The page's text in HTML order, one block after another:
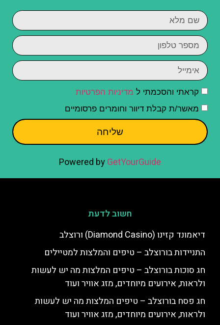
קראתי והסכמתי ל מדיניות הפרטיות
מאשר/ת קבלת דיוור וחומרים פרסומיים
שליחה
Powered byGetYourGuide
חשוב לדעת
דיאמונד קזינו (Diamond Casino) ורוצלב
התניידות בורוצלב – טיפים והמלצות למטיילים
חג סוכות בורוצלב – טיפים המלצות מה יש לעשות
ולראות, אירועים מיוחדים, מזג אוויר ועוד
חג פסח בורוצלב – טיפים המלצות מה יש לעשות
ולראות, אירועים מיוחדים, מזג אוויר ועוד